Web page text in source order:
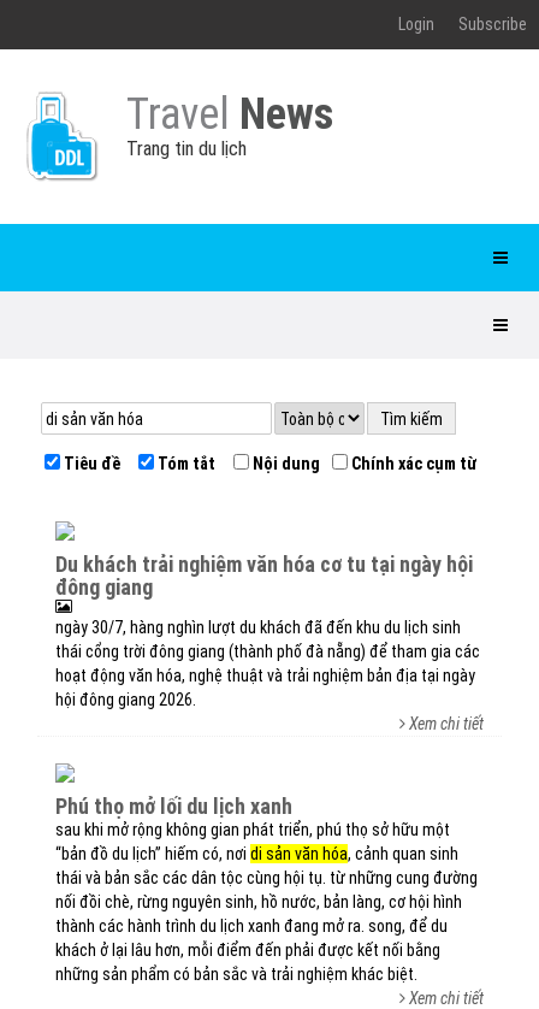
Login Subscribe
Travel News
Trang tin du lịch
Tiêu đề Tóm tắt Nội dung Chính xác cụm từ
du khách trải nghiệm văn hóa cơ tu tại ngày hội
đông giang
ngày 30/7, hàng nghìn lượt du khách đã đến khu du lịch sinh
thái cổng trời đông giang (thành phố đà nẵng) để tham gia các
hoạt động văn hóa, nghệ thuật và trải nghiệm bản địa tại ngày
hội đông giang 2026.
Xem chi tiết
phú thọ mở lối du lịch xanh
sau khi mở rộng không gian phát triển, phú thọ sở hữu một
“bản đồ du lịch” hiếm có, nơi di sản văn hóa, cảnh quan sinh
thái và bản sắc các dân tộc cùng hội tụ. từ những cung đường
nối đồi chè, rừng nguyên sinh, hồ nước, bản làng, cơ hội hình
thành các hành trình du lịch xanh đang mở ra. song, để du
khách ở lại lâu hơn, mỗi điểm đến phải được kết nối bằng
những sản phẩm có bản sắc và trải nghiệm khác biệt.
Xem chi tiết